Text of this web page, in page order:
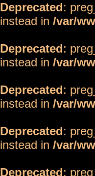
Deprecated:
instead in /var/
Deprecated:
instead in /var/
Deprecated:
instead in /var/
Deprecated:
instead in /var/
Deprecated: